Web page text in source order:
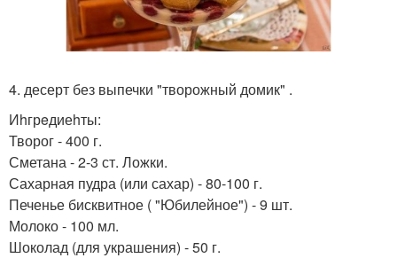
4. десерт без выпечки "творожный домик" .
Иhгрeдиеhты:
Творог - 400 г.
Сметана - 2-3 ст. Ложки.
Сахарная пудра (или сахар) - 80-100 г.
Печенье бисквитное ( "Юбилейное") - 9 шт.
Молоко - 100 мл.
Шоколад (для украшения) - 50 г.